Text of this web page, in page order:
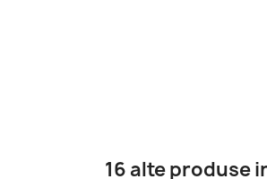
16 alte produse